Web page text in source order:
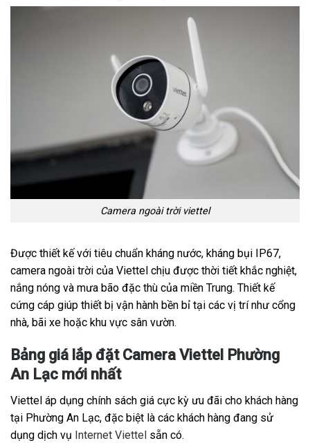
Camera ngoài trời viettel
Được thiết kế với tiêu chuẩn kháng nước, kháng bụi IP67,
camera ngoài trời của Viettel chịu được thời tiết khắc nghiệt,
nắng nóng và mưa bão đặc thù của miền Trung. Thiết kế
cứng cáp giúp thiết bị vận hành bền bỉ tại các vị trí như cổng
nhà, bãi xe hoặc khu vực sân vườn.
Bảng giá lắp đặt Camera Viettel Phường
An Lạc mới nhất
Viettel áp dụng chính sách giá cực kỳ ưu đãi cho khách hàng
tại Phường An Lạc, đặc biệt là các khách hàng đang sử
dụng dịch vụ Internet Viettel sẵn có.